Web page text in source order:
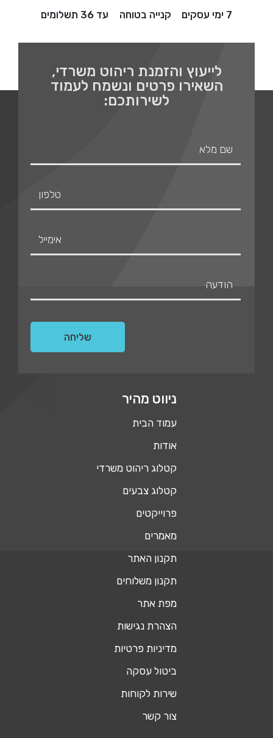
7 ימי עסקים קנייה בטוחה עד 36 תשלומים
לייעוץ והזמנת ריהוט משרדי,
השאירו פרטים ונשמח לעמוד
לשירותכם:
ניווט מהיר
עמוד הבית
אודות
קטלוג ריהוט משרדי
קטלוג צבעים
פרוייקטים
מאמרים
תקנון האתר
תקנון משלוחים
מפת אתר
הצהרת נגישות
מדיניות פרטיות
ביטול עסקה
שירות לקוחות
צור קשר